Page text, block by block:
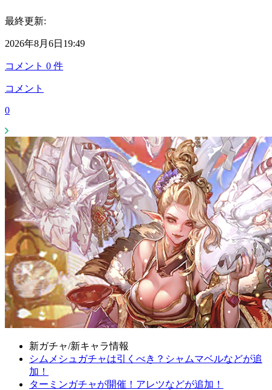
最終更新:
2026年8月6日19:49
コメント 0 件
コメント
0
新ガチャ/新キャラ情報
シムメシュガチャは引くべき？シャムマベルなどが追
加！
ターミンガチャが開催！アレツなどが追加！